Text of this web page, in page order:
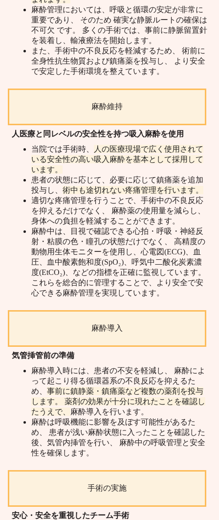
麻酔管理においては、呼吸と循環の安定が非常に
重要であり、 そのため 確実な静脈ルートの確保は
不可欠 です。 多くの手術では、事前に静脈留置針
を装着し、輸液療法を開始します。
また、手術中の不良反応を軽減するため、 術前に
全身性抗生物質および鎮痛薬を投与し、 より安全
で安定した手術環境を整えています。
麻酔維持
人医療と同レベルの安全性を持つ吸入麻酔を使用
当院では手術時、
人の医療現場で広く使用されて
いる安全性の高い吸入麻酔を基本として採用して
います。
患者の状態に応じて、必要に応じて鎮痛薬を追加
投与し、 術中も途切れない疼痛管理を行います。
適切な疼痛管理を行うことで、手術中の不良反応
を抑えるだけでなく、 麻酔薬の使用量を減らし、
身体への負担を軽減することができます。
麻酔中は、目視で確認できる心拍・呼吸・神経反
射・粘膜の色・瞳孔の状態だけでなく、 高精度の
動物用生体モニターを使用し、心電図(ECG)、血
圧、血中酸素飽和度(SpO₂)、呼気中二酸化炭素濃
度(EtCO₂)、などの指標を正確に監視しています。
これらを総合的に管理することで、より安全で安
心できる麻酔管理を実現しています。
麻酔導入
気管挿管前の準備
麻酔導入時には、患者の不安を軽減し、 麻酔によ
って起こり得る循環器系の不良反応を抑えるた
め、 事前に鎮静薬・鎮痛薬など複数の薬剤を投与
します。 薬剤の効果が十分に現れたことを確認し
たうえで、 麻酔導入を行います。
麻酔は呼吸機能に影響を及ぼす可能性があるた
め、 患者が浅い麻酔状態に入ったことを確認した
後、気管内挿管を行い、 麻酔中の呼吸管理と安全
性を確保します。
手術の実施
安心・安全を重視したチーム手術